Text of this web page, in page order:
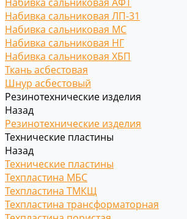
Набивка сальниковая ЛП-31
Набивка сальниковая МС
Набивка сальниковая НГ
Набивка сальниковая ХБП
Ткань асбестовая
Шнур асбестовый
Резинотехнические изделия
Назад
Резинотехнические изделия
Технические пластины
Назад
Технические пластины
Техпластина МБС
Техпластина ТМКЩ
Техпластина трансформаторная